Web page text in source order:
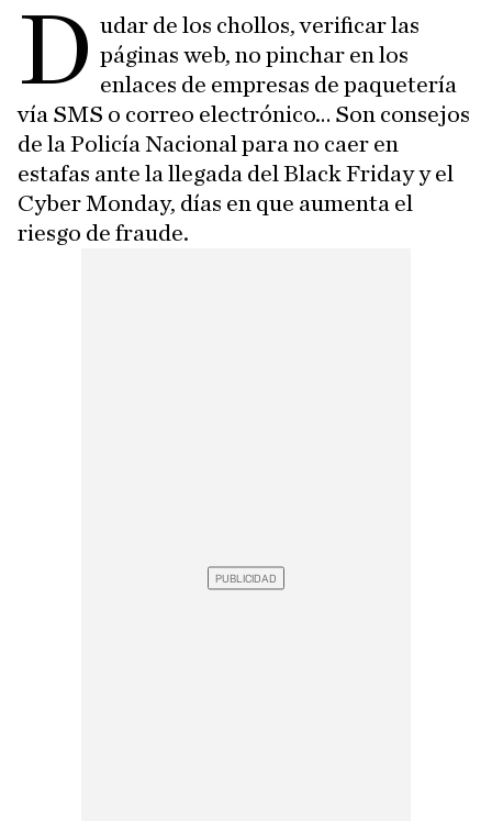
D udar de los chollos, verificar las
páginas web, no pinchar en los
enlaces de empresas de paquetería
vía SMS o correo electrónico… Son consejos
de la Policía Nacional para no caer en
estafas ante la llegada del Black Friday y el
Cyber Monday, días en que aumenta el
riesgo de fraude.